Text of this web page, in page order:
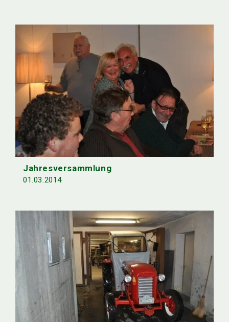
Jahresversammlung
01.03.2014